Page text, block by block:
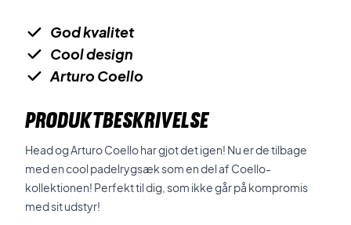
God kvalitet
Cool design
Arturo Coello
PRODUKTBESKRIVELSE
Head og Arturo Coello har gjot det igen! Nu er de tilbage
med en cool padelrygsæk som en del af Coello-
kollektionen! Perfekt til dig, som ikke går på kompromis
med sit udstyr!